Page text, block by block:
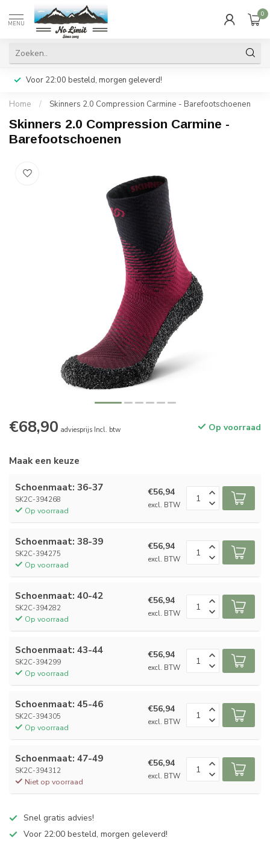
MENU
0
Voor 22:00 besteld, morgen geleverd!
Home / Skinners 2.0 Compression Carmine - Barefootschoenen
Skinners 2.0 Compression Carmine -
Barefootschoenen
€68,90 adviesprijs Incl. btw Op voorraad
Maak een keuze
Schoenmaat: 36-37
SK2C-394268
Op voorraad
€56,94
excl. BTW
Schoenmaat: 38-39
SK2C-394275
Op voorraad
€56,94
excl. BTW
Schoenmaat: 40-42
SK2C-394282
Op voorraad
€56,94
excl. BTW
Schoenmaat: 43-44
SK2C-394299
Op voorraad
€56,94
excl. BTW
Schoenmaat: 45-46
SK2C-394305
Op voorraad
€56,94
excl. BTW
Schoenmaat: 47-49
SK2C-394312
Niet op voorraad
€56,94
excl. BTW
Snel gratis advies!
Voor 22:00 besteld, morgen geleverd!